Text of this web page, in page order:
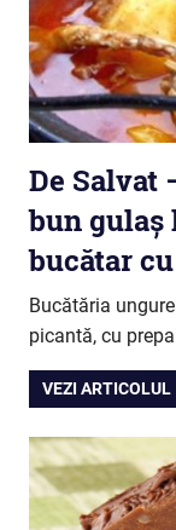
De Salvat
bun gulaș
bucătar
Bucătăria
picantă, cu
VEZI ARTICOLUL